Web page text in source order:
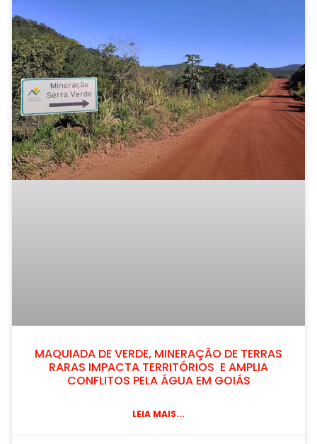
MAQUIADA DE VERDE, MINERAÇÃO DE TERRAS
RARAS IMPACTA TERRITÓRIOS E AMPLIA
CONFLITOS PELA ÁGUA EM GOIÁS
LEIA MAIS...